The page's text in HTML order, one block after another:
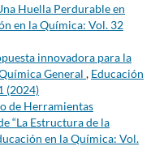
Huella Perdurable en
en la Química: Vol. 32
innovadora para la
General , Educación
(2024)
de Herramientas
“La Estructura de la
en la Química: Vol.